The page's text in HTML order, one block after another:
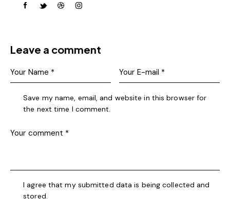
Leave a comment
Save my name, email, and website in this browser for
the next time I comment.
I agree that my submitted data is being collected and
stored.